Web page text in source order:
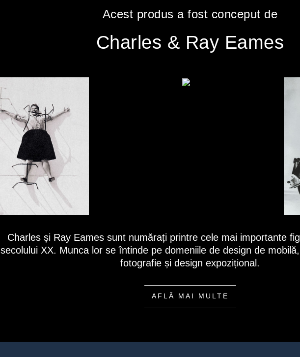
Acest produs a fost conceput de
Charles & Ray Eames
Charles și Ray Eames sunt numărați printre cele mai importante
secolului XX. Munca lor se întinde pe domeniile de design de
fotografie și design expozițional.
AFLĂ MAI MULTE